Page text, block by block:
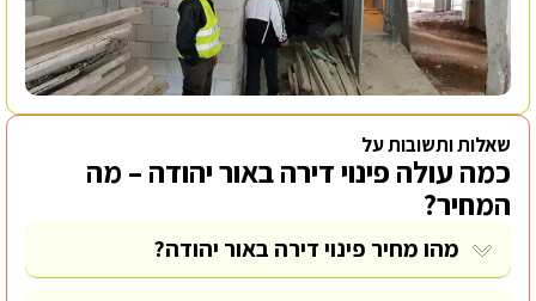
שאלות ותשובות על
כמה עולה פינוי דירה באור יהודה – מה
המחיר?
מהו מחיר פינוי דירה באור יהודה?